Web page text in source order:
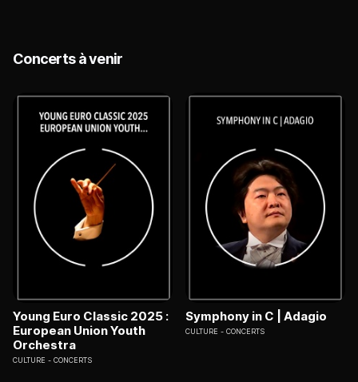
Concerts à venir
Young Euro Classic 2025 :
European Union Youth
Orchestra
CULTURE CONCERTS
Symphony in C | Adagio
CULTURE CONCERTS